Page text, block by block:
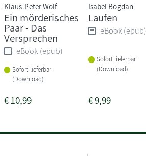
Klaus-Peter Wolf
Ein mörderisches
Paar - Das
Versprechen
eBook (epub)
Sofort lieferbar
(Download)
€10,99
Isabel Bogdan
Laufen
eBook (epub)
Sofort lieferbar
(Download)
€9,99